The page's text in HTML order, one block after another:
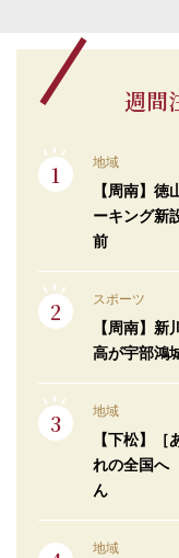
週間
地域
【周南】
ーキング新
前
スポーツ
【周南】
高が宇部鴻
地域
【下松】
れの全国へ
ん
地域